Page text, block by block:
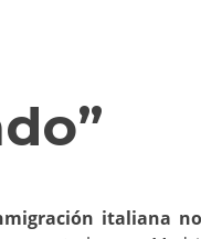
italiana